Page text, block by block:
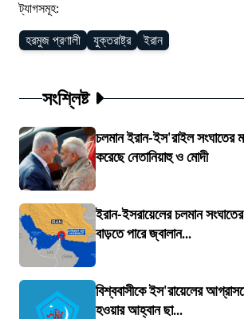
ট্যাগসমূহ:
হরমুজ প্রণালী যুক্তরাষ্ট্র ইরান
সংশ্লিষ্ট
চলমান ইরান-ইস'রাইল সংঘাতের
করেছে নেতানিয়াহু ও মোদী
ইরান-ইসরায়েলের চলমান সংঘাতের
বাড়তে পারে জ্বালান...
বিশ্ববাসীকে ইস'রায়েলের
হওয়ার আহ্বান ছা...